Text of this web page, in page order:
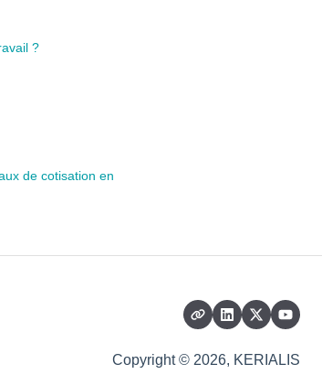
?
de cotisation en
Copyright © 2026, KERIALIS